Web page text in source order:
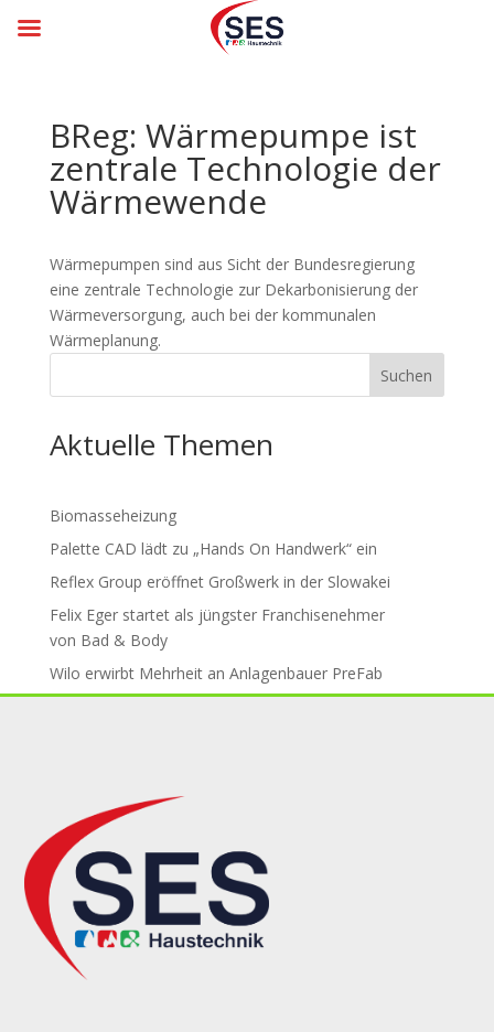
BReg: Wärmepumpe ist
zentrale Technologie der
Wärmewende
Wärmepumpen sind aus Sicht der Bundesregierung
eine zentrale Technologie zur Dekarbonisierung der
Wärmeversorgung, auch bei der kommunalen
Wärmeplanung.
Suchen
Aktuelle Themen
Biomasseheizung
Palette CAD lädt zu „Hands On Handwerk“ ein
Reflex Group er­öff­net Groß­werk in der Slo­wa­kei
Felix Eger startet als jüngster Fran­chise­neh­mer
von Bad & Body
Wilo erwirbt Mehr­heit an An­la­gen­bau­er PreFab